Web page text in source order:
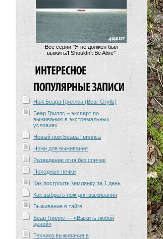
Все серии "Я не должен был
выжить/I Shouldn't Be Alive"
Нож Беара Гриллса (Bear Grylls)
Беар Гриллс – эксперт по
выживанию в экстремальных
условиях
Новый нож Беара Гриллса
Ножи для выживания
Разведение огня без спичек
Походные печки
Как построить землянку за 1 день
Как выбрать нож для выживания
Выживание в тайге
Беар Гриллс — «Выжить любой
ценой»
Техника выживания в